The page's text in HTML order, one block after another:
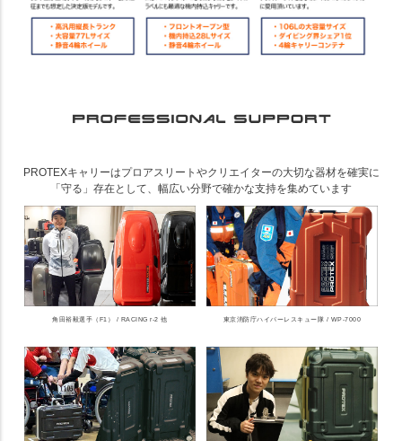
PROTEXキャリーはプロアスリートやクリエイターの大切な器材を確実に
「守る」存在として、幅広い分野で確かな支持を集めています
角田裕毅選手（F1） / RACING r-2 他 東京消防庁ハイパーレスキュー隊 / WP-7000